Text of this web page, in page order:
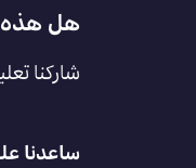
Footer
Feedback
[AR]
هل
شاركنا
ساعدنا